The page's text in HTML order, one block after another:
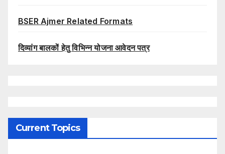
BSER Ajmer Related Formats
दिव्यांग बालकों हेतु विभिन्न योजना आवेदन पत्र
Current Topics